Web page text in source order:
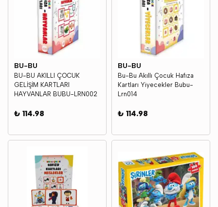
BU-BU
BU-BU AKILLI ÇOCUK
GELİŞİM KARTLARI
HAYVANLAR BUBU-LRN002
₺ 114.98
BU-BU
Bu-Bu Akıllı Çocuk Hafıza
Kartları Yiyecekler Bubu-
Lrn014
₺ 114.98